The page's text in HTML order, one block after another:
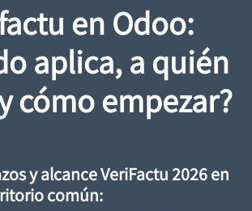
en Odoo:
aplica, a quién
cómo empezar?
y alcance VeriFactu 2026 en
común: